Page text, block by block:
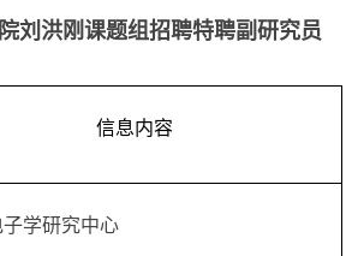
刘洪刚课题组招聘特聘副研究员
信息内容
学研究中心